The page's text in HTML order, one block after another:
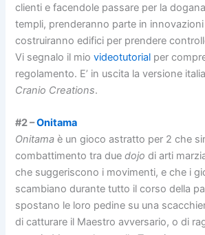
clienti e facendole passare per la
templi, prenderanno parte in
costruiranno edifici per prendere
Vi segnalo il miovideotutorial per
regolamento. E’ in uscita la versione
Cranio Creations.
#2 –Onitama
Onitama è un gioco astratto per 2 che
combattimento tra duedojo di arti
che suggeriscono i movimenti, e che i
scambiano durante tutto il corso della
spostano le loro pedine su una
di catturare il Maestro avversario, o di